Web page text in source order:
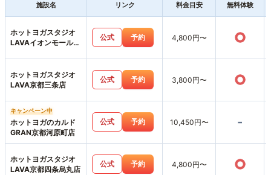
施設名 リンク 料金目安 無料体験
ホットヨガスタジオ
LAVAイオンモール北
公式 予約 4,800円〜 ○
ホットヨガスタジオ
LAVA京都三条店
公式 予約 3,800円〜 ○
キャンペーン中
ホットヨガのカルド
GRAN京都河原町店
公式 予約 10,450円〜 -
ホットヨガスタジオ
LAVA京都四条烏丸店
公式 予約 4,800円〜 ○